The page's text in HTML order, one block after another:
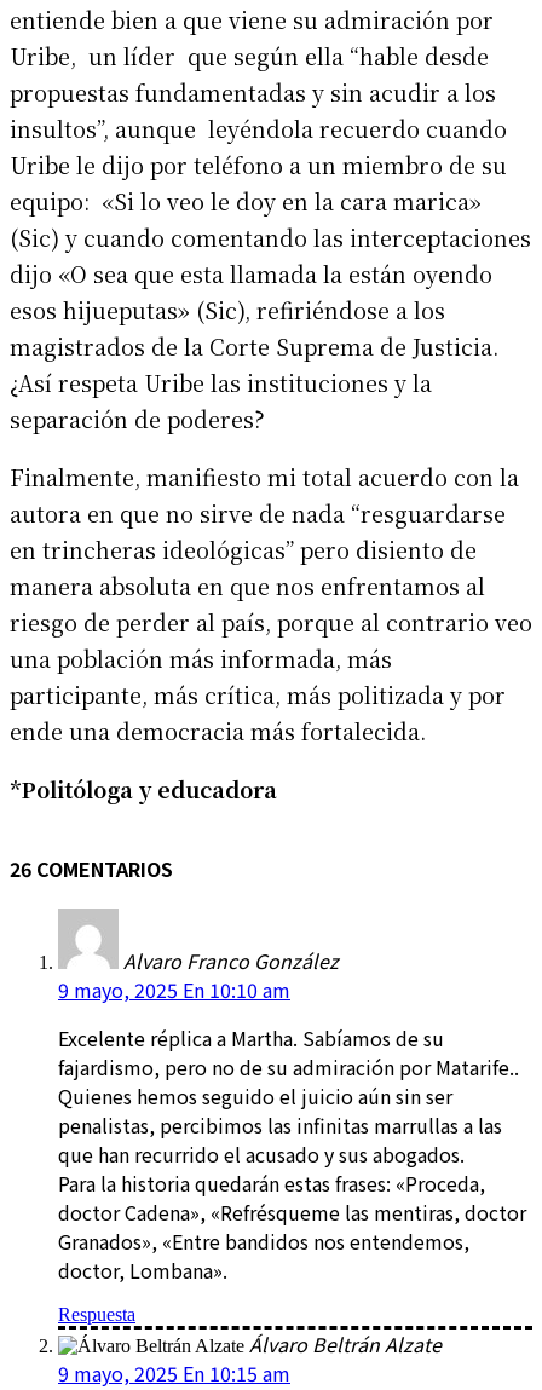
entiende bien a que viene su admiración por
Uribe, un líder que según ella “hable desde
propuestas fundamentadas y sin acudir a los
insultos”, aunque leyéndola recuerdo cuando
Uribe le dijo por teléfono a un miembro de su
equipo: «Si lo veo le doy en la cara marica»
(Sic) y cuando comentando las interceptaciones
dijo «O sea que esta llamada la están oyendo
esos hijueputas» (Sic), refiriéndose a los
magistrados de la Corte Suprema de Justicia.
¿Así respeta Uribe las instituciones y la
separación de poderes?
Finalmente, manifiesto mi total acuerdo con la
autora en que no sirve de nada “resguardarse
en trincheras ideológicas” pero disiento de
manera absoluta en que nos enfrentamos al
riesgo de perder al país, porque al contrario veo
una población más informada, más
participante, más crítica, más politizada y por
ende una democracia más fortalecida.
*Politóloga y educadora
26 COMENTARIOS
Alvaro Franco González
9 mayo, 2025 En 10:10 am
Excelente réplica a Martha. Sabíamos de su
fajardismo, pero no de su admiración por Matarife..
Quienes hemos seguido el juicio aún sin ser
penalistas, percibimos las infinitas marrullas a las
que han recurrido el acusado y sus abogados.
Para la historia quedarán estas frases: «Proceda,
doctor Cadena», «Refrésqueme las mentiras, doctor
Granados», «Entre bandidos nos entendemos,
doctor, Lombana».
Respuesta
Álvaro Beltrán Alzate
9 mayo, 2025 En 10:15 am